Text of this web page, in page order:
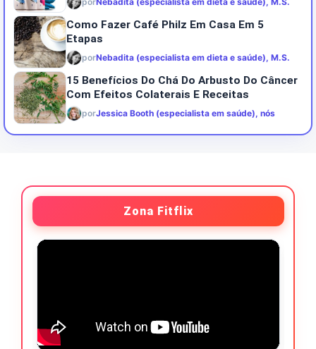
Como Fazer Café Philz Em Casa Em 5
Etapas
porNebadita (especialista em dieta e saúde), M.S.
15 Benefícios Do Chá Do Arbusto Do Câncer
Com Efeitos Colaterais E Receitas
porJessica Booth (especialista em saúde), nós
Zona Fitflix